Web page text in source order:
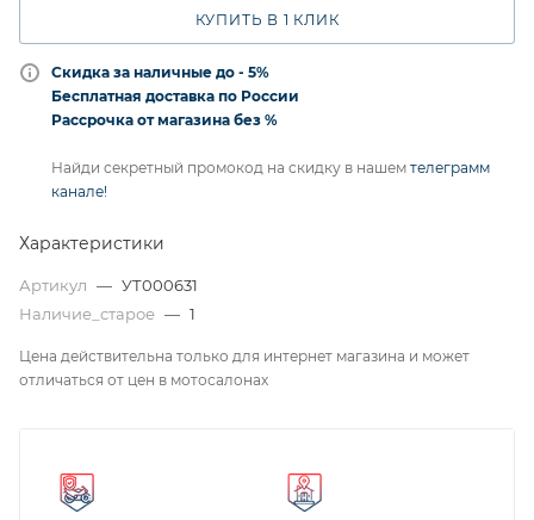
КУПИТЬ В 1 КЛИК
Скидка за наличные до - 5%
Бесплатная доставка по России
Рассрочка от магазина без %
Найди секретный промокод на скидку в нашем телеграмм
канале!
Характеристики
Артикул — УТ000631
Наличие_старое — 1
Цена действительна только для интернет магазина и может
отличаться от цен в мотосалонах